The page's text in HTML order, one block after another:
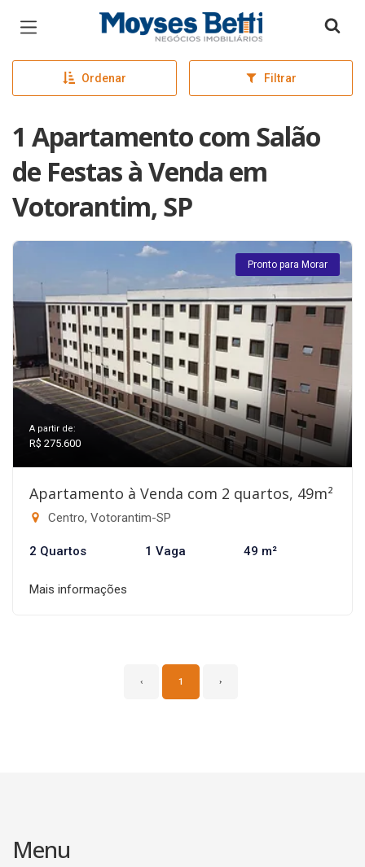
Página inicial
Ordenar Filtrar
1 Apartamento com Salão
de Festas à Venda em
Votorantim, SP
Pronto para Morar
A partir de:
R$ 275.600
Apartamento à Venda com 2 quartos, 49m²
Centro, Votorantim-SP
2 Quartos 1 Vaga 49 m²
Mais informações
‹ 1 ›
Menu